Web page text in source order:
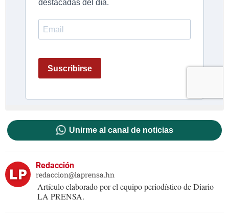
Unirme al canal de noticias
Redacción
redaccion@laprensa.hn
Artículo elaborado por el equipo periodístico de Diario
LA PRENSA.